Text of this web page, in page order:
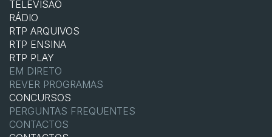
TELEVISÃO
RÁDIO
RTP ARQUIVOS
RTP ENSINA
RTP PLAY
EM DIRETO
REVER PROGRAMAS
CONCURSOS
PERGUNTAS FREQUENTES
CONTACTOS